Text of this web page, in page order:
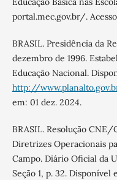
portal.mec.gov.br/.
BRASIL. Presidência da
dezembro de 1996.
Educação Nacional.
http://
em: 01 dez. 2024.
BRASIL. Resolução
Diretrizes Operacionais
Campo. Diário Oficial da
Seção 1, p. 32. Disponível